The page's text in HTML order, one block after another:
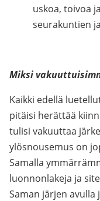
uskoa, toivoa
seurakuntien
Miksi
Kaikki edellä
pitäisi herättää
tulisi vakuuttaa
ylösnousemus on
Samalla
luonnonlakeja ja
Saman järjen